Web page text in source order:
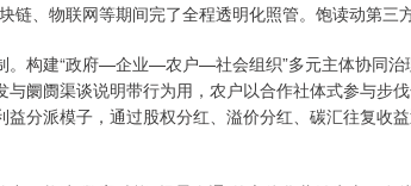
链、物联网等期间完了全程透明化照管。饱读动第三
。构建“政府—企业—农户—社会组织”多元主体协同治
阛阓渠谈说明带行为用，农户以合作社体式参与步
分派模子，通过股权分红、溢价分红、碳汇往复收